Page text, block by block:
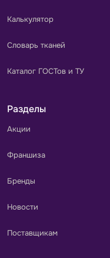
Калькулятор
Словарь тканей
Каталог ГОСТов и ТУ
Разделы
Акции
Франшиза
Бренды
Новости
Поставщикам